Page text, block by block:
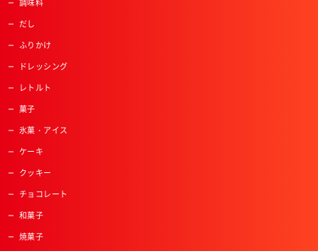
調味料
だし
ふりかけ
ドレッシング
レトルト
菓子
氷菓・アイス
ケーキ
クッキー
チョコレート
和菓子
焼菓子